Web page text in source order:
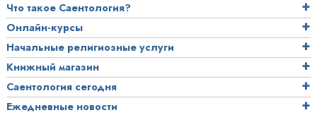
Что такое Саентология?
Онлайн-курсы
Начальные религиозные услуги
Книжный магазин
Саентология сегодня
Ежедневные новости